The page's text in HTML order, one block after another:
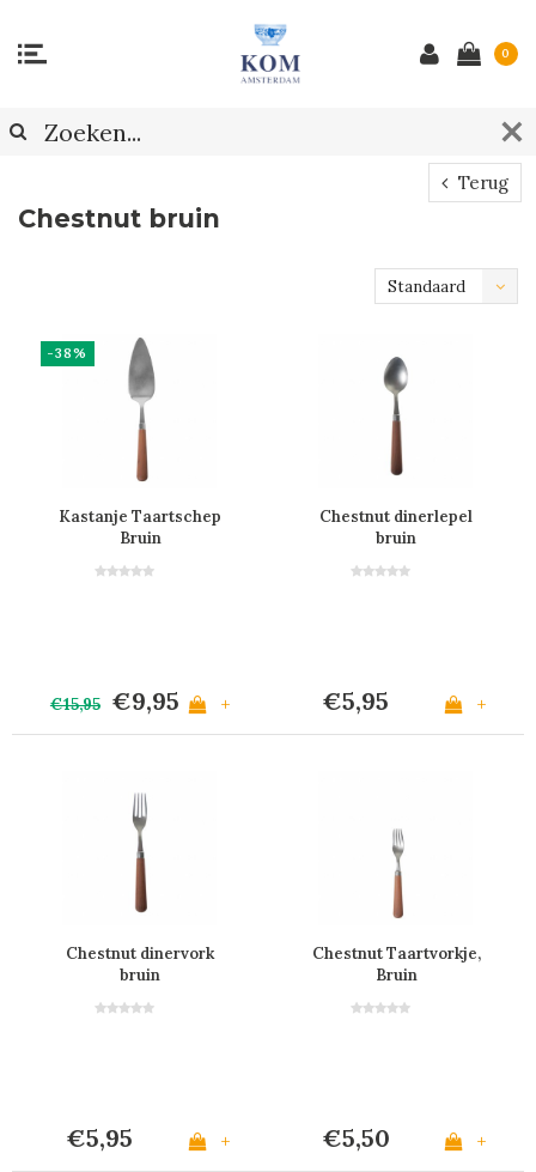
0
Terug
Chestnut bruin
Standaard
-38%
Kastanje Taartschep
Bruin
€15,95 €9,95 +
Chestnut dinerlepel
bruin
€5,95 +
Chestnut dinervork
bruin
€5,95 +
Chestnut Taartvorkje,
Bruin
€5,50 +